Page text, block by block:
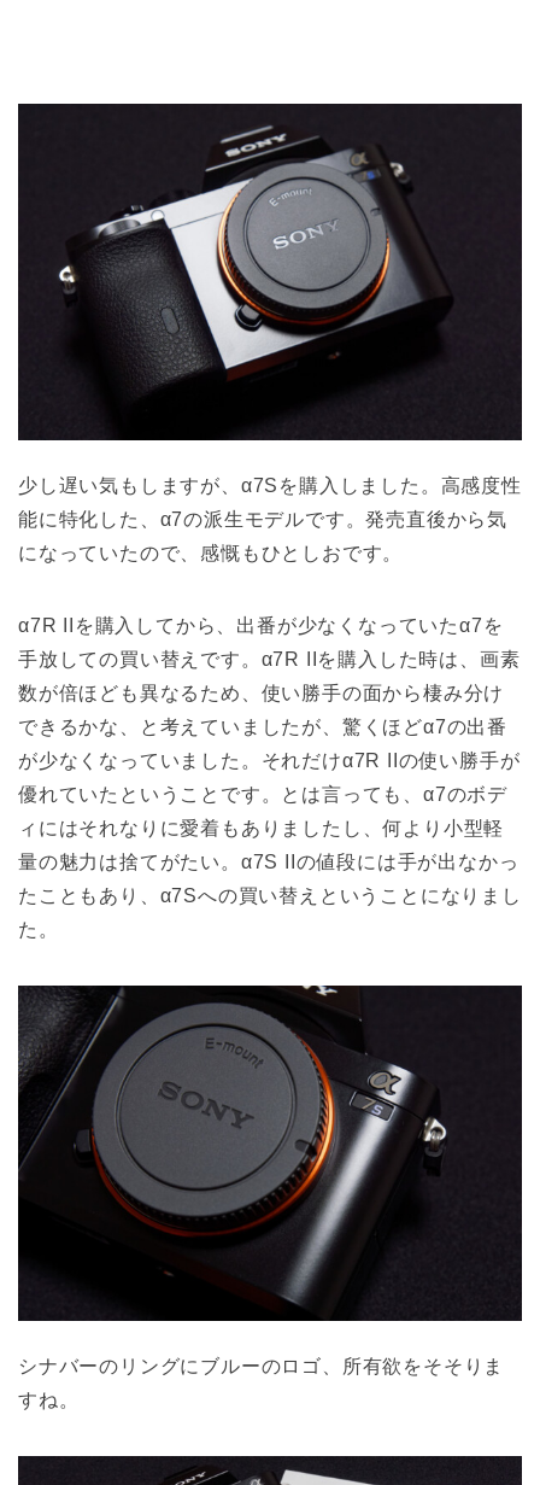
少し遅い気もしますが、α7Sを購入しました。高感度性
能に特化した、α7の派生モデルです。発売直後から気
になっていたので、感慨もひとしおです。
α7R IIを購入してから、出番が少なくなっていたα7を
手放しての買い替えです。α7R IIを購入した時は、画素
数が倍ほども異なるため、使い勝手の面から棲み分け
できるかな、と考えていましたが、驚くほどα7の出番
が少なくなっていました。それだけα7R IIの使い勝手が
優れていたということです。とは言っても、α7のボデ
ィにはそれなりに愛着もありましたし、何より小型軽
量の魅力は捨てがたい。α7S IIの値段には手が出なかっ
たこともあり、α7Sへの買い替えということになりまし
た。
シナバーのリングにブルーのロゴ、所有欲をそそりま
すね。